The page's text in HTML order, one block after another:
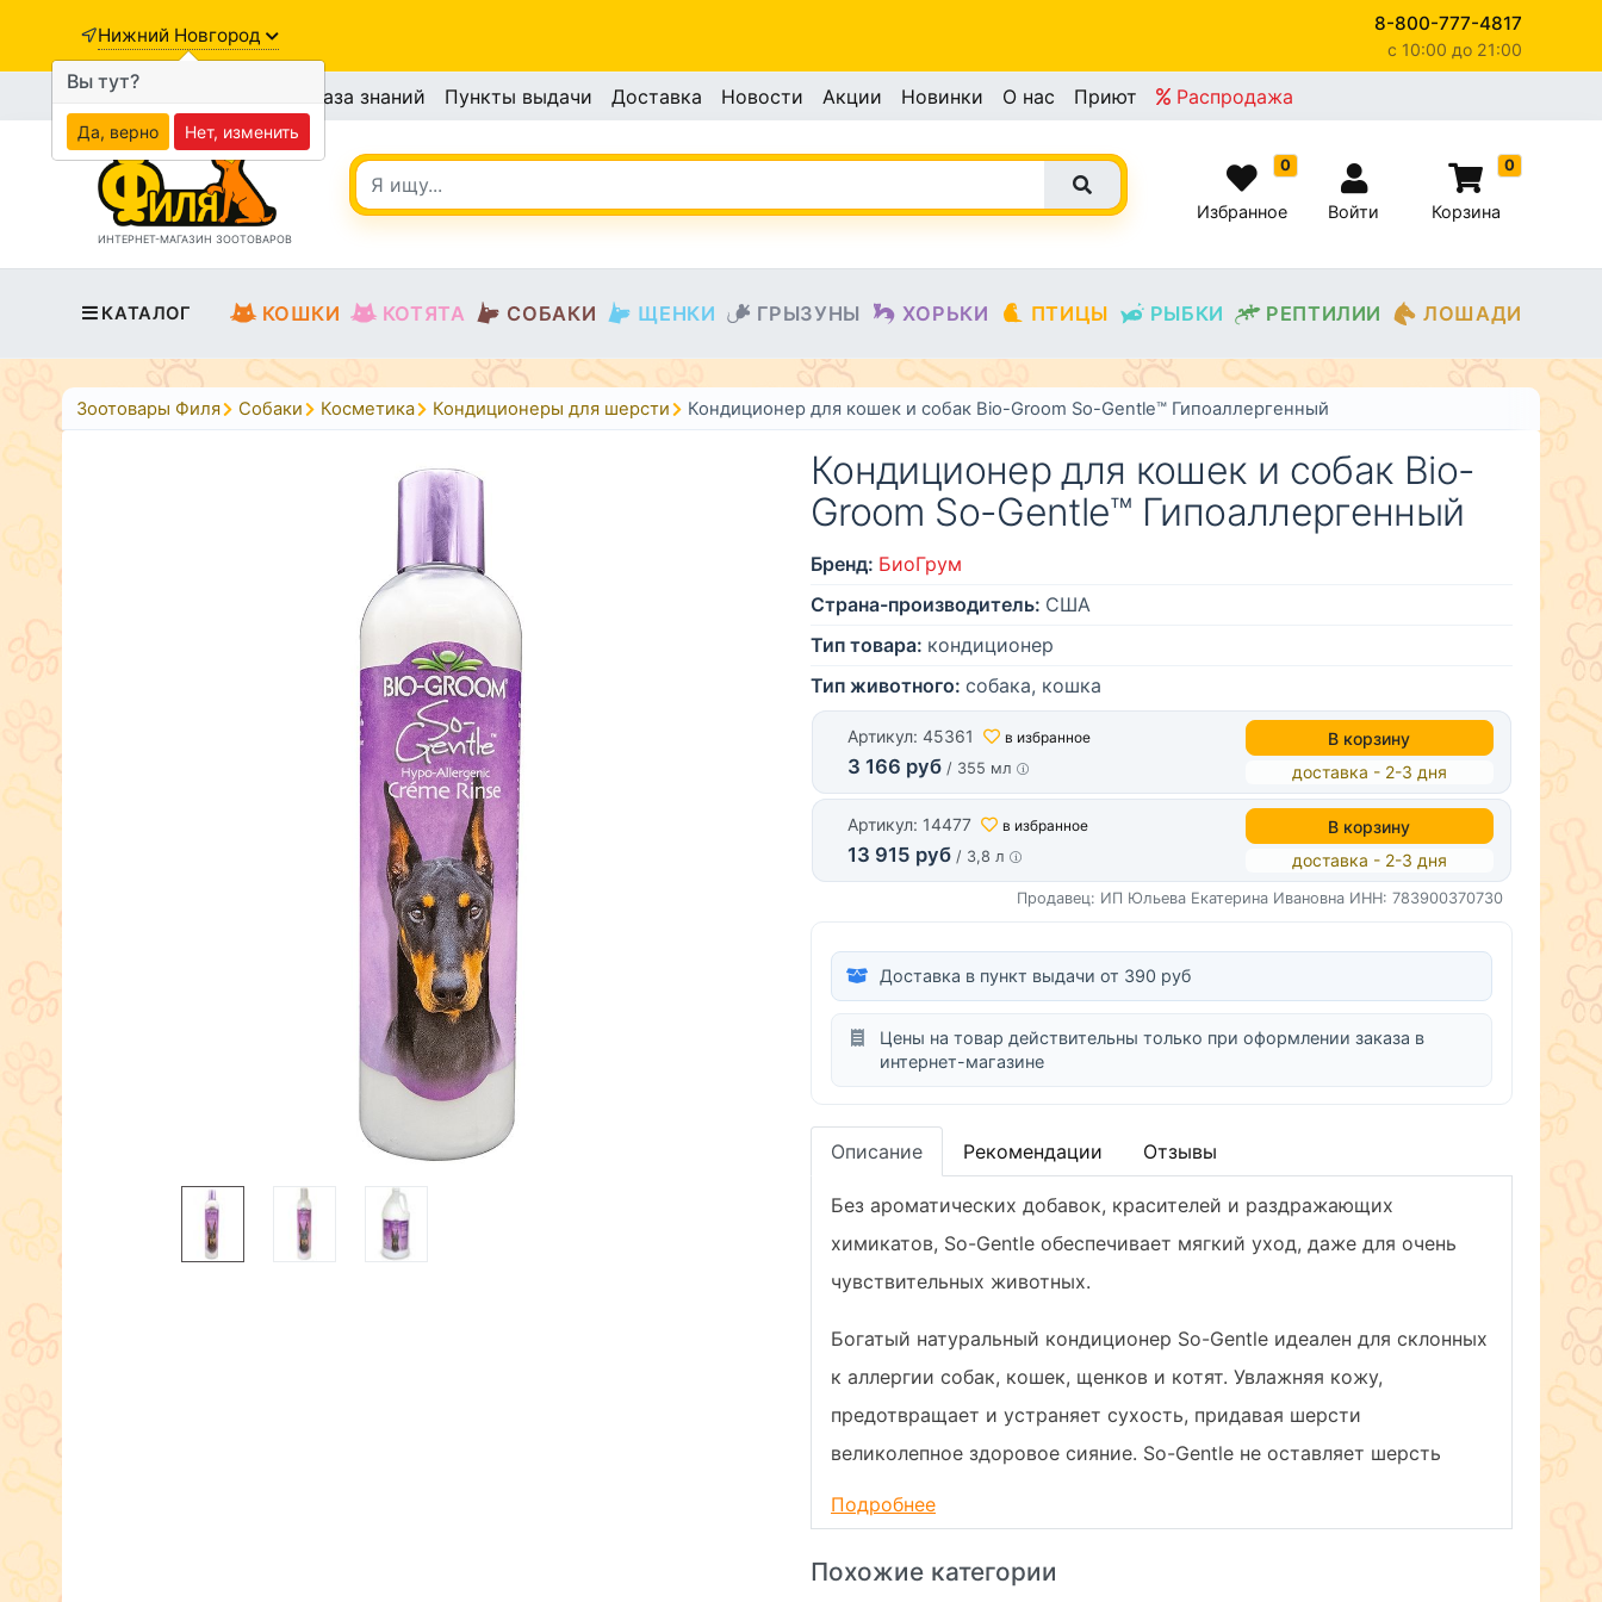
Нижний Новгород
8-800-777-4817
c 10:00 до 21:00
База знаний Пункты выдачи Доставка Новости Акции Новинки О нас Приют Распродажа
ИНТЕРНЕТ-МАГАЗИН ЗООТОВАРОВ
0
Избранное Войти
0
Корзина
КАТАЛОГ КОШКИ КОТЯТА СОБАКИ ЩЕНКИ ГРЫЗУНЫ ХОРЬКИ ПТИЦЫ РЫБКИ РЕПТИЛИИ ЛОШАДИ
Зоотовары Филя Собаки Косметика Кондиционеры для шерсти Кондиционер для кошек и собак Bio-Groom So-Gentle™ Гипоаллергенный
Кондиционер для кошек и собак Bio-
Groom So-Gentle™ Гипоаллергенный
Бренд: БиоГрум
Страна-производитель: США
Тип товара: кондиционер
Тип животного: собака, кошка
Артикул: 45361 в избранное
3 166 руб / 355 мл
В корзину
доставка - 2-3 дня
Артикул: 14477 в избранное
13 915 руб / 3,8 л
В корзину
доставка - 2-3 дня
Продавец: ИП Юльева Екатерина Ивановна ИНН: 783900370730
Доставка в пункт выдачи от 390 руб
Цены на товар действительны только при оформлении заказа в
интернет-магазине
Описание Рекомендации Отзывы
Без ароматических добавок, красителей и раздражающих
химикатов, So-Gentle обеспечивает мягкий уход, даже для очень
чувствительных животных.
Богатый натуральный кондиционер So-Gentle идеален для склонных
к аллергии собак, кошек, щенков и котят. Увлажняя кожу,
предотвращает и устраняет сухость, придавая шерсти
великолепное здоровое сияние. So-Gentle не оставляет шерсть
сальной и липкой на ощупь, и делает расчесывание и чистку
легкой!
So-Gentle содержит кокосовое масло и натуральные растительные
Подробнее
Похожие категории
Вы тут?
Да, верно Нет, изменить